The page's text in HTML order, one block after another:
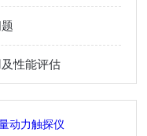
性能评估